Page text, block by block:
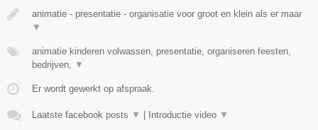
animatie - presentatie - organisatie voor groot en klein als er maar
▼
animatie kinderen volwassen, presentatie, organiseren feesten,
bedrijven,
▼
Er wordt gewerkt op afspraak.
Laatste facebook posts ▼ | Introductie video ▼